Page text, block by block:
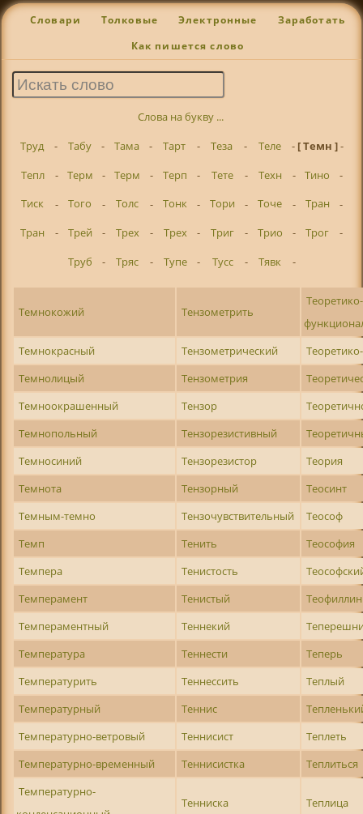
Словари Толковые Электронные Заработать
Как пишется слово
Слова на букву ...
Труд
- Табу - Тама - Тарт - Теза - Теле - [ Темн ]-
Тепл
- Терм - Терм - Терп - Тете - Техн - Тино
-
Тиск
- Того - Толс - Тонк - Тори - Точе - Тран
-
Тран
- Трей - Трех - Трех - Триг - Трио - Трог
-
Труб
- Тряс - Тупе - Тусс - Тявк -
Темнокожий Тензометрить
Теоретико-
Темнокрасный
Тензометрический
Темнолицый
Тензометрия
Темноокрашенный
Тензор
Темнопольный
Тензорезистивный
Темносиний
Тензорезистор
Теория
Темнота
Тензорный
Теосинт
Темным-темно
Тензочувствительный
Теософ
Темп
Тенить
Теософия
Темпера
Тенистость
Темперамент
Тенистый
Теофиллин
Темпераментный
Теннекий
Температура
Теннести
Теперь
Температурить
Теннессить
Теплый
Температурный
Теннис
Температурно-ветровый
Теннисист
Теплеть
Температурно-временный
Теннисистка
Теплиться
Температурно-
Тенниска Теплица